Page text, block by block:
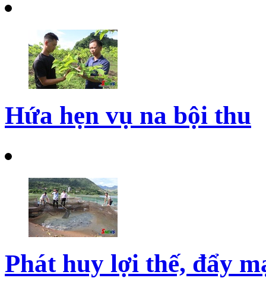
Hứa hẹn vụ na bội thu
Phát huy lợi thế, đẩy